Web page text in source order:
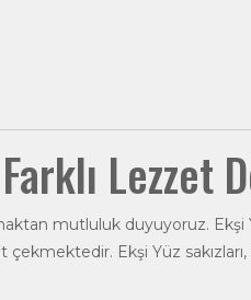
Lezzet
mutluluk duyuyoruz. Ekşi
Ekşi Yüz